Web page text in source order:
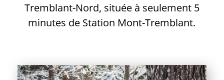
Tremblant-Nord, située à seulement 5
minutes de Station Mont-Tremblant.